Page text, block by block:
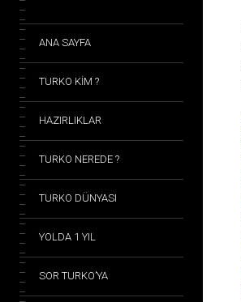
ANA SAYFA
TURKO KİM ?
HAZIRLIKLAR
TURKO NEREDE ?
TURKO DÜNYASI
YOLDA 1 YIL
SOR TURKO’YA